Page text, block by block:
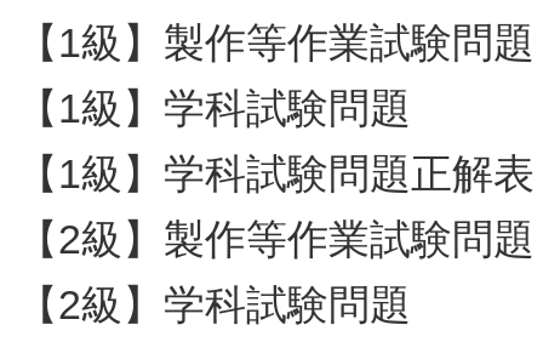
【1級】製作等作業試験問題
【1級】学科試験問題
【1級】学科試験問題正解表
【2級】製作等作業試験問題
【2級】学科試験問題